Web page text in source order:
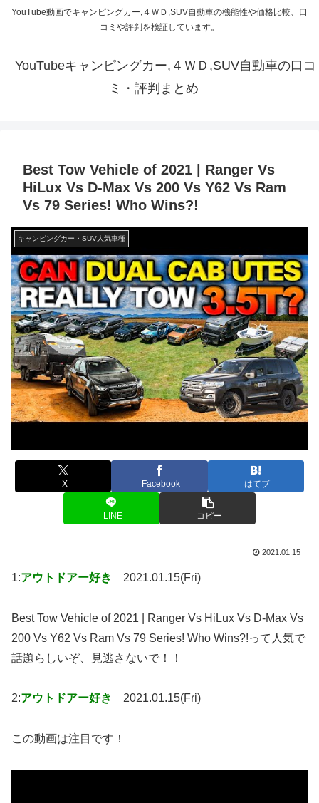
YouTube動画でキャンピングカー,４ＷＤ,SUV自動車の機能性や価格比較、口
コミや評判を検証しています。
YouTubeキャンピングカー,４ＷＤ,SUV自動車の口コ
ミ・評判まとめ
Best Tow Vehicle of 2021 | Ranger Vs
HiLux Vs D-Max Vs 200 Vs Y62 Vs Ram
Vs 79 Series! Who Wins?!
キャンピングカー・SUV人気車種
X Facebook はてブ
LINE コピー
2021.01.15
1:アウトドアー好き 2021.01.15(Fri)
Best Tow Vehicle of 2021 | Ranger Vs HiLux Vs D-Max Vs
200 Vs Y62 Vs Ram Vs 79 Series! Who Wins?!って人気で
話題らしいぞ、見逃さないで！！
2:アウトドアー好き 2021.01.15(Fri)
この動画は注目です！